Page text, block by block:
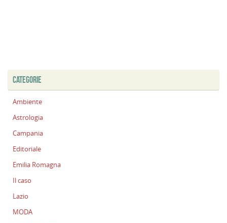
CATEGORIE
Ambiente
Astrologia
Campania
Editoriale
Emilia Romagna
Il caso
Lazio
MODA